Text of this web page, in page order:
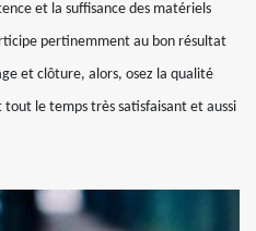
et la suffisance des matériels
pertinemment au bon résultat
et clôture, alors, osez la qualité
le temps très satisfaisant et aussi